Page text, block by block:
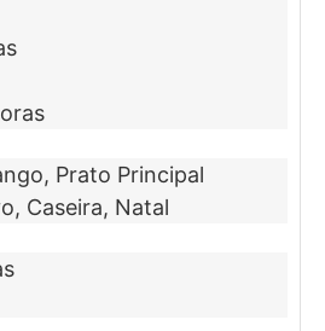
Prato Principal
Caseira, Natal